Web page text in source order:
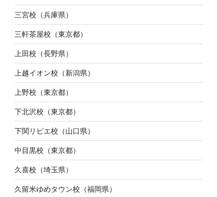
三宮校（兵庫県）
三軒茶屋校（東京都）
上田校（長野県）
上越イオン校（新潟県）
上野校（東京都）
下北沢校（東京都）
下関リピエ校（山口県）
中目黒校（東京都）
久喜校（埼玉県）
久留米ゆめタウン校（福岡県）